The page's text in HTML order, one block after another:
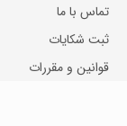
تماس با ما
ثبت شکایات
قوانین و مقررات